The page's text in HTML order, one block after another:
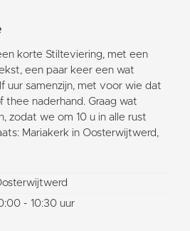
korte Stilteviering, met een
een paar keer een wat
uur samenzijn, met voor wie dat
thee naderhand. Graag wat
zodat we om 10 u in alle rust
Mariakerk in Oosterwijtwerd,
- 10:30 uur